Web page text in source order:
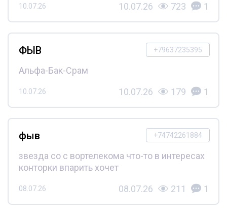
10.07.26 10.07.26 723 1
+79637235395
ФЫВ
Альфа-Бак-Срам
10.07.26 10.07.26 179 1
+74742261884
фыв
звезда со с вортелекома что-то в интересах
конторки впарить хочет
08.07.26 08.07.26 211 1